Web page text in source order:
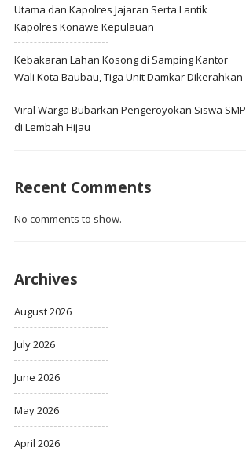
Utama dan Kapolres Jajaran Serta Lantik
Kapolres Konawe Kepulauan
Kebakaran Lahan Kosong di Samping Kantor
Wali Kota Baubau, Tiga Unit Damkar Dikerahkan
Viral Warga Bubarkan Pengeroyokan Siswa SMP
di Lembah Hijau
Recent Comments
No comments to show.
Archives
August 2026
July 2026
June 2026
May 2026
April 2026